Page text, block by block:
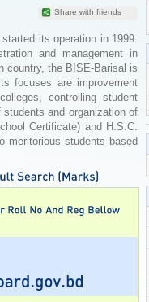
Share with friends
its operation in 1999.
and management in
country, the BISE-Barisal is
focuses are improvement
controlling student
and organization of
Certificate) and H.S.C.
meritorious students based